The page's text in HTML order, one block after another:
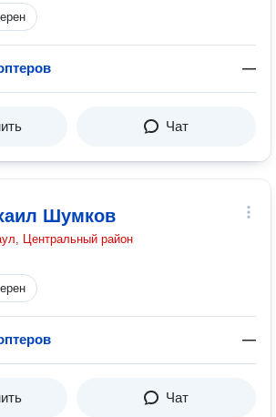
—
Чат
Шумков
Центральный район
—
Чат